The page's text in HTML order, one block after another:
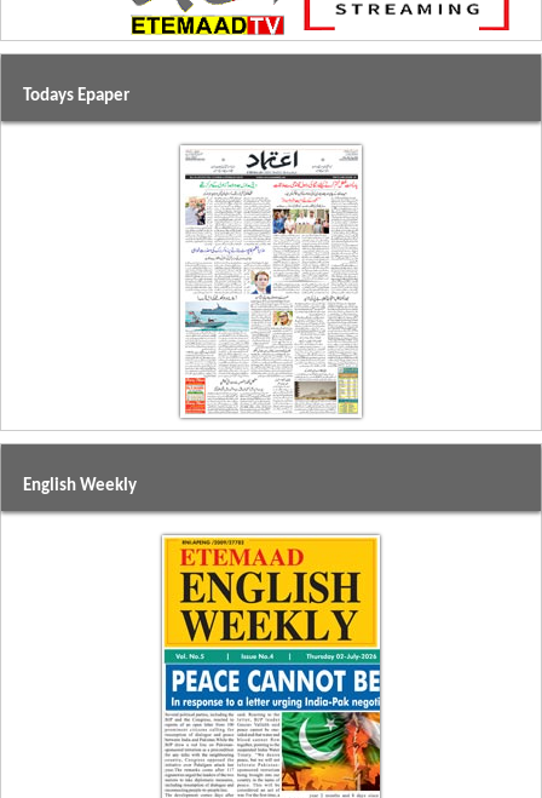
Todays Epaper
English Weekly